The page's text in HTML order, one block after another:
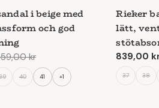
i beige med
och god
kr
40 41 +1
Rieker
lätt,
Ordinarie
839,00
37 38